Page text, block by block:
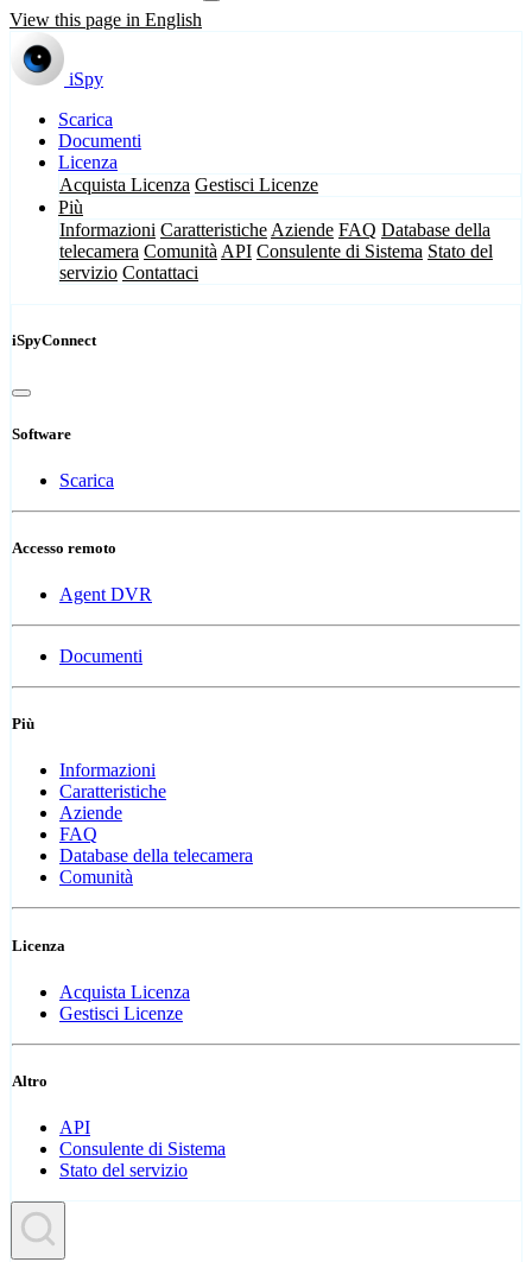
View this page in English
iSpy
Scarica
Documenti
Licenza
Acquista Licenza Gestisci Licenze
Più
Informazioni Caratteristiche Aziende FAQ Database della
telecamera Comunità API Consulente di Sistema Stato del
servizio Contattaci
iSpyConnect
Software
Scarica
Accesso remoto
Agent DVR
Documenti
Più
Informazioni
Caratteristiche
Aziende
FAQ
Database della telecamera
Comunità
Licenza
Acquista Licenza
Gestisci Licenze
Altro
API
Consulente di Sistema
Stato del servizio